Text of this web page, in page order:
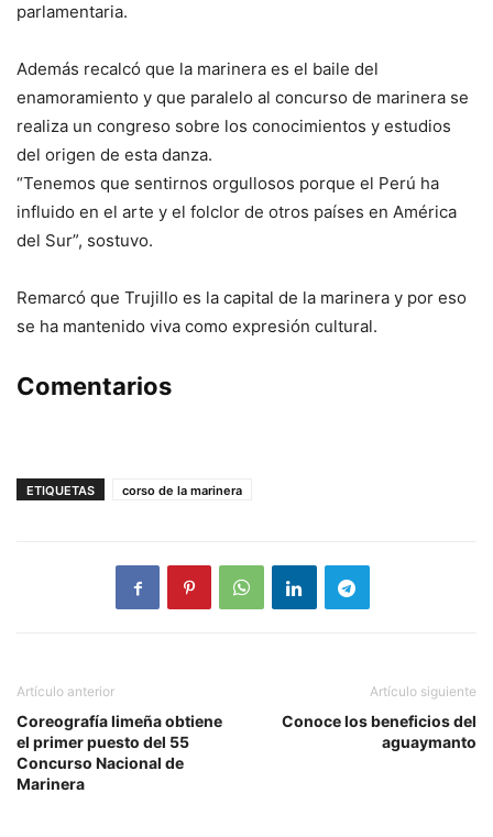
parlamentaria.
Además recalcó que la marinera es el baile del
enamoramiento y que paralelo al concurso de marinera se
realiza un congreso sobre los conocimientos y estudios
del origen de esta danza.
“Tenemos que sentirnos orgullosos porque el Perú ha
influido en el arte y el folclor de otros países en América
del Sur”, sostuvo.
Remarcó que Trujillo es la capital de la marinera y por eso
se ha mantenido viva como expresión cultural.
Comentarios
ETIQUETAS corso de la marinera
Artículo anterior
Coreografía limeña obtiene
el primer puesto del 55
Concurso Nacional de
Marinera
Artículo siguiente
Conoce los beneficios del
aguaymanto